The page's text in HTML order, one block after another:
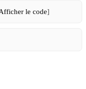
le code]